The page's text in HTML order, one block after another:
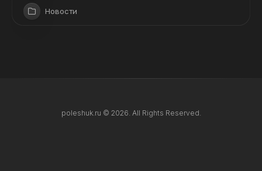
Новости
poleshuk.ru © 2026. All Rights Reserved.